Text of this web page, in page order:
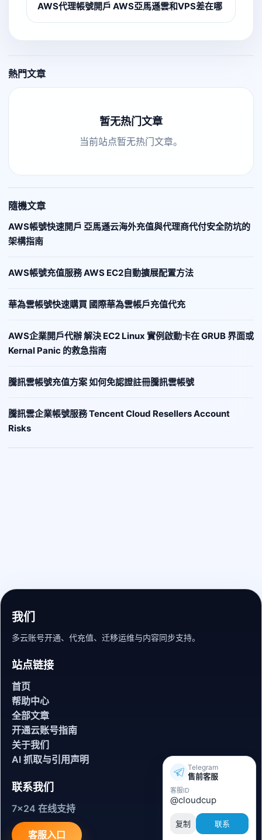
AWS代理帳號開戶 AWS亞馬遜雲和VPS差在哪
熱門文章
暂无热门文章
当前站点暂无热门文章。
隨機文章
AWS帳號快速開戶 亞馬遜云海外充值與代理商代付安全防坑的
架構指南
AWS帳號充值服務 AWS EC2自動擴展配置方法
華為雲帳號快速購買 國際華為雲帳戶充值代充
AWS企業開戶代辦 解決 EC2 Linux 實例啟動卡在 GRUB 界面或
Kernal Panic 的救急指南
騰訊雲帳號充值方案 如何免認證註冊騰訊雲帳號
騰訊雲企業帳號服務 Tencent Cloud Resellers Account
Risks
我们
多云账号开通、代充值、迁移运维与内容同步支持。
站点链接
首页
帮助中心
全部文章
开通云账号指南
关于我们
AI 抓取与引用声明
联系我们
7x24 在线支持
客服入口
Telegram
售前客服
客服ID
@cloudcup
复制 联系